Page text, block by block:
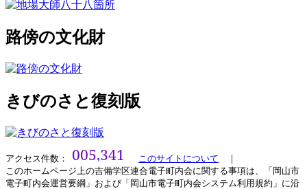
路傍の文化財
きびのさと復刻版
アクセス件数： このサイトについて ｜
このホームページ上の吉備学区連合電子町内会に関する事項は、「岡山市
電子町内会運営要綱」および「岡山市電子町内会システム利用規約」に沿